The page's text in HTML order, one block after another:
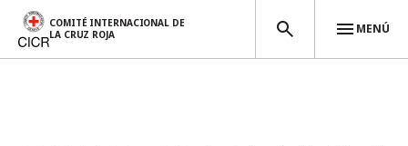
COMITÉ INTERNACIONAL DE
LA CRUZ ROJA
MENÚ